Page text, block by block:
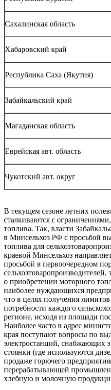
Сахалинская область
Хабаровский край
Республика Саха (Якутия)
Забайкальский край
Магаданская область
Еврейская авт. область
Чукотский авт. округ
В текущем сезоне летних
сталкиваются с
топлива. Так, власти
в Минсельхоз РФ с просьбой
топлива для
краевой Минсельхоз
просьбой в первоочередном
о приобретении моторного
наиболее нуждающихся
что в целях получения
потребности каждого
регионе, исходя из площади
Наиболее часто в адрес
края поступают вопросы по
электростанций, снабжающих
стоянки (где используются
продаже горючего
перерабатывающей
хлебную и молочную